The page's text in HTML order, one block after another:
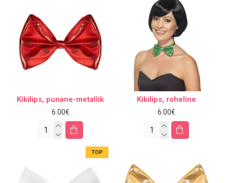
Kikilips, punane-metallik
6.00€
Kikilips, roheline
6.00€
TOP